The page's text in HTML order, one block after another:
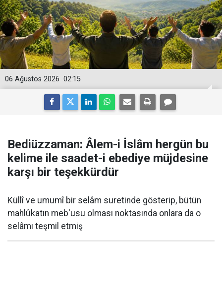
02:15
06 Ağustos 2026
Bediüzzaman: Âlem-i İslâm hergün bu
kelime ile saadet-i ebediye müjdesine
karşı bir teşekkürdür
Küllî ve umumî bir selâm suretinde gösterip, bütün
mahlûkatın meb'usu olması noktasında onlara da o
selâmı teşmil etmiş